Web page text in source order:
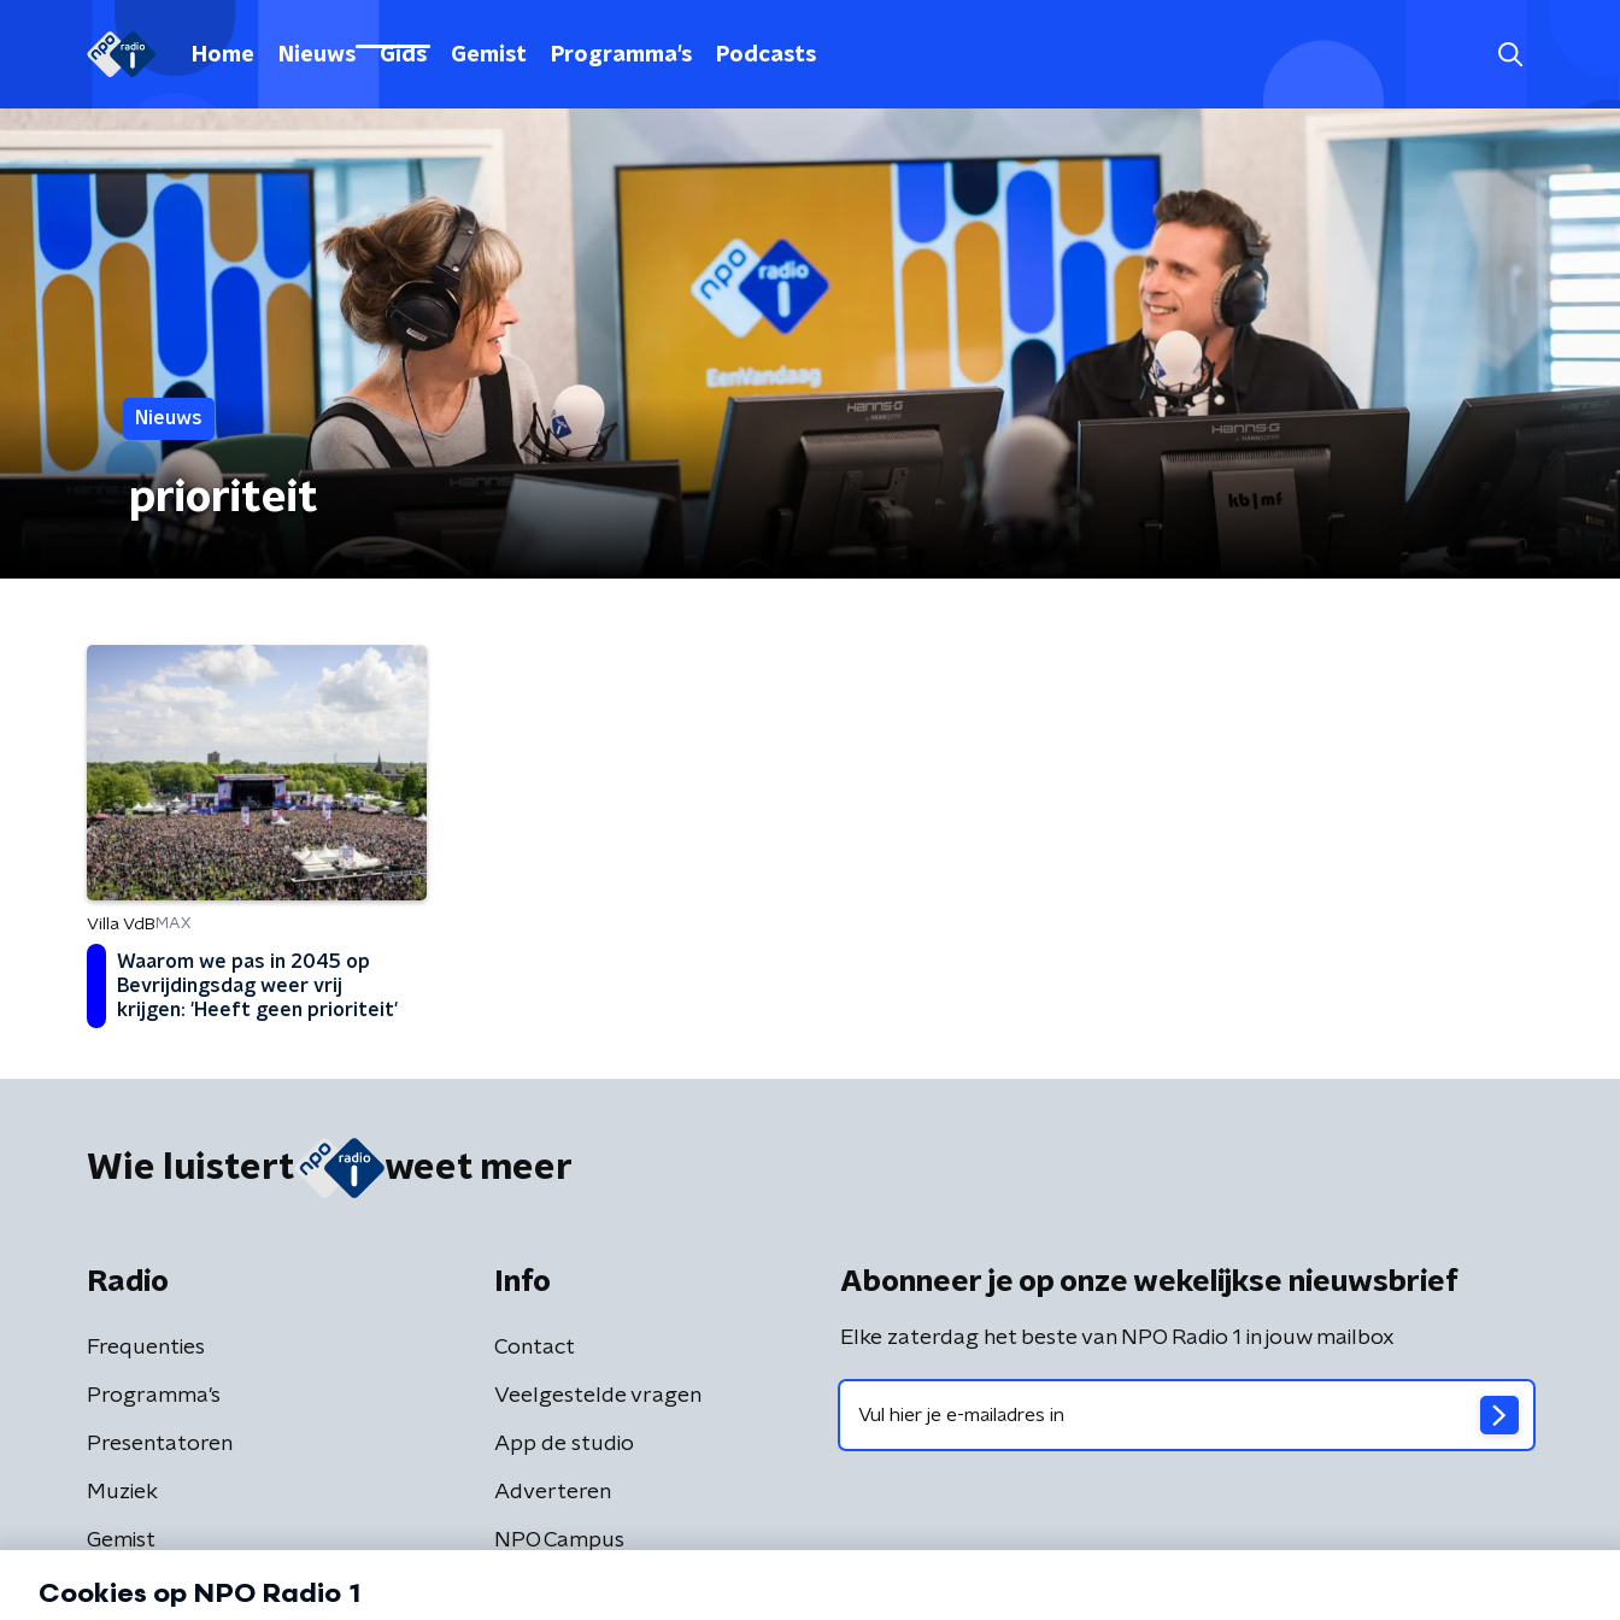
Home Nieuws Gids Gemist Programma's Podcasts
Nieuws
prioriteit
Villa VdB MAX
Waarom we pas in 2045 op
Bevrijdingsdag weer vrij
krijgen: 'Heeft geen prioriteit'
Wie luistert weet meer
Radio
Frequenties
Programma's
Presentatoren
Muziek
Gemist
Info
Contact
Veelgestelde vragen
App de studio
Adverteren
NPO Campus
Abonneer je op onze wekelijkse nieuwsbrief
Elke zaterdag het beste van NPO Radio 1 in jouw mailbox